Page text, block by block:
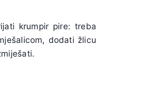
krumpir pire: treba
dodati žlicu